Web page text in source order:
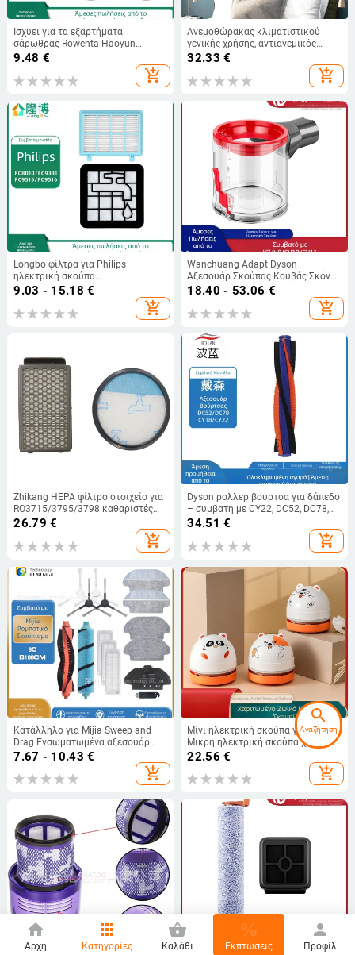
home
Αρχή
apps
Κατηγορίες
shopping_basket
Καλάθι
%
Εκπτώσεις
person
Προφίλ
Ισχύει για τα εξαρτήματα
σάρωθρας Rowenta Haoyun
ZR00907/908 RH98XX/99XX
9.48 €
add_shopping_cart
Ανεμοθώρακας κλιματιστικού
γενικής χρήσης, αντιανεμικός
κλιματιστικός σεληνιακός,
εγκατάσταση, για την αποφυγή
32.33 €
add_shopping_cart
Longbo φίλτρα για Philips
ηλεκτρική σκούπα
FC8010/FC9515/FC9516/FC9331
— οικιακή χρήση, κατάλληλα για
101–150 m²
9.03 - 15.18 €
add_shopping_cart
Wanchuang Adapt Dyson
Αξεσουάρ Σκούπας Κουβάς Σκόνης
V7V8V15 Κάδος Απορριμμάτων
SV10/SV11 Κουβάς Σκόνης Host
18.40 - 53.06 €
add_shopping_cart
Zhikang HEPA φίλτρο στοιχείο για
RO3715/3795/3798 καθαριστές
αέρα, οικιακή χρήση, μοντέλο
Purezone, κάλυψη 51–100 τ.μ.
26.79 €
add_shopping_cart
Dyson ρολλερ βούρτσα για δάπεδο
– συμβατή με CY22, DC52, DC78,
DC33 και CY18; για οικιακή χρήση,
34.51 €
add_shopping_cart
Κατάλληλο για Mijia Sweep and
Drag Ενσωματωμένα αξεσουάρ
ρομπότ σάρωσης STYJ02YM Σετ
σφουγγαρίστρας με ρολό και
πλευρική βούρτσα φίλτρου
7.67 - 10.43 €
add_shopping_cart
Μίνι ηλεκτρική σκούπα γραφείου
Μικρή ηλεκτρική σκούπα χειρός
για σκουπίδια, καθαριστής
χαριτωμένων ζώων για μαθητές
22.56 €
add_shopping_cart
search
Αναζήτηση